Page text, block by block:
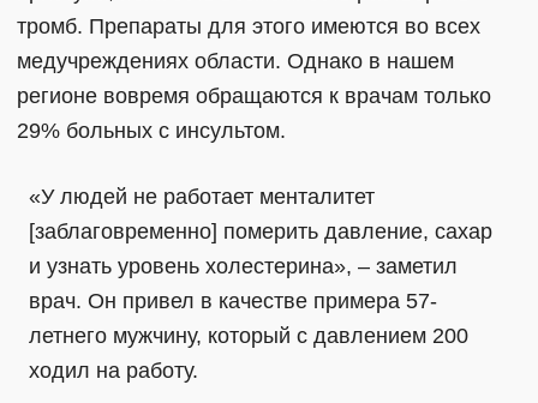
тромб. Препараты для этого имеются во всех
медучреждениях области. Однако в нашем
регионе вовремя обращаются к врачам только
29% больных с инсультом.
«У людей не работает менталитет
[заблаговременно] померить давление, сахар
и узнать уровень холестерина», – заметил
врач. Он привел в качестве примера 57-
летнего мужчину, который с давлением 200
ходил на работу.